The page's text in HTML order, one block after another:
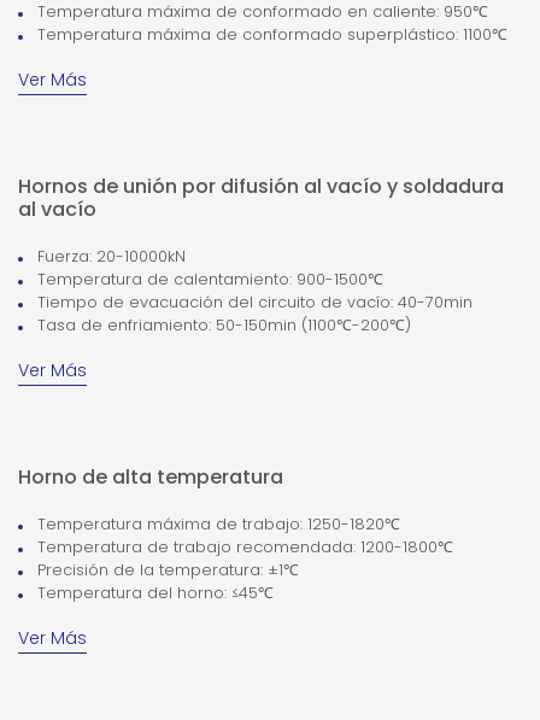
Temperatura máxima de conformado en caliente: 950℃
Temperatura máxima de conformado superplástico: 1100℃
Ver Más
Hornos de unión por difusión al vacío y soldadura
al vacío
Fuerza: 20-10000kN
Temperatura de calentamiento: 900-1500℃
Tiempo de evacuación del circuito de vacío: 40-70min
Tasa de enfriamiento: 50-150min (1100℃-200℃)
Ver Más
Horno de alta temperatura
Temperatura máxima de trabajo: 1250-1820℃
Temperatura de trabajo recomendada: 1200-1800℃
Precisión de la temperatura: ±1℃
Temperatura del horno: ≤45℃
Ver Más